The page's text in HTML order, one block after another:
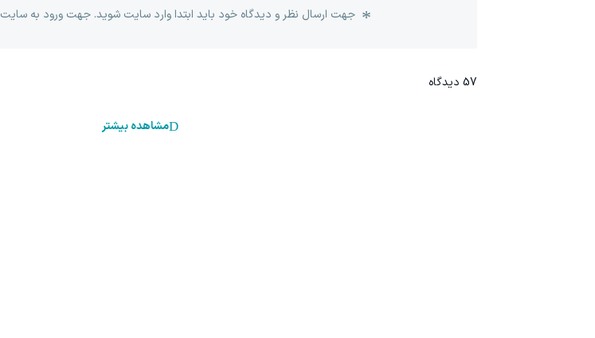
جهت ارسال نظر و دیدگاه خود باید ابتدا وارد سایت شوید. جهت ورود به سایت
57 دیدگاه
مشاهده بیشتر